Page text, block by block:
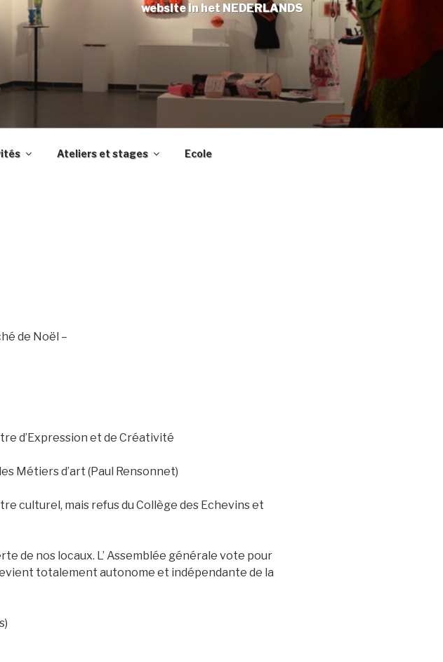
website in het NEDERLANDS
Ateliers et stages Ecole
de Noël –
d’Expression et de Créativité
Métiers d’art (Paul Rensonnet)
culturel, mais refus du Collège des Echevins et
de nos locaux. L’ Assemblée générale vote pour
totalement autonome et indépendante de la